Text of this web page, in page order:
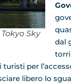
Sky
dal
torri
per
libero lo